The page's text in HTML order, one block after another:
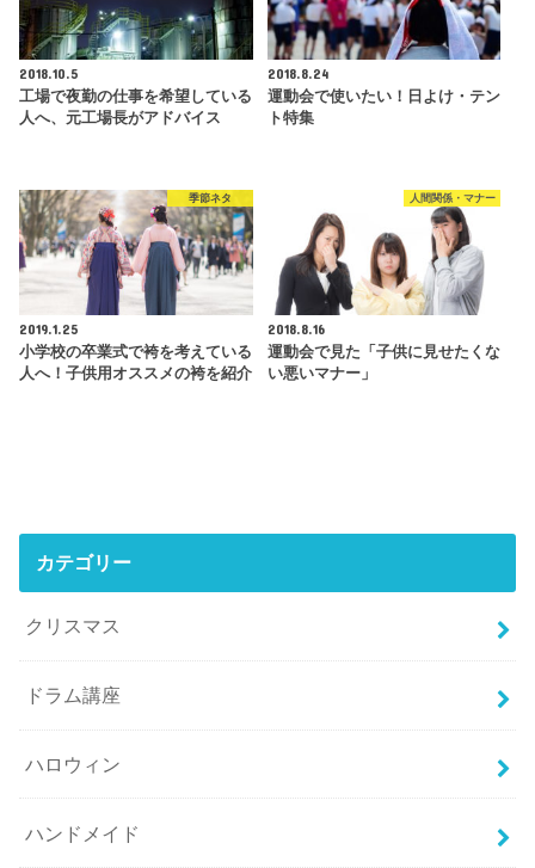
2018.10.5
工場で夜勤の仕事を希望している
人へ、元工場長がアドバイス
2018.8.24
運動会で使いたい！日よけ・テン
ト特集
季節ネタ
2019.1.25
小学校の卒業式で袴を考えている
人へ！子供用オススメの袴を紹介
人間関係・マナー
2018.8.16
運動会で見た「子供に見せたくな
い悪いマナー」
カテゴリー
クリスマス
ドラム講座
ハロウィン
ハンドメイド